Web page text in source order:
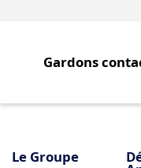
Gardons
Le Groupe